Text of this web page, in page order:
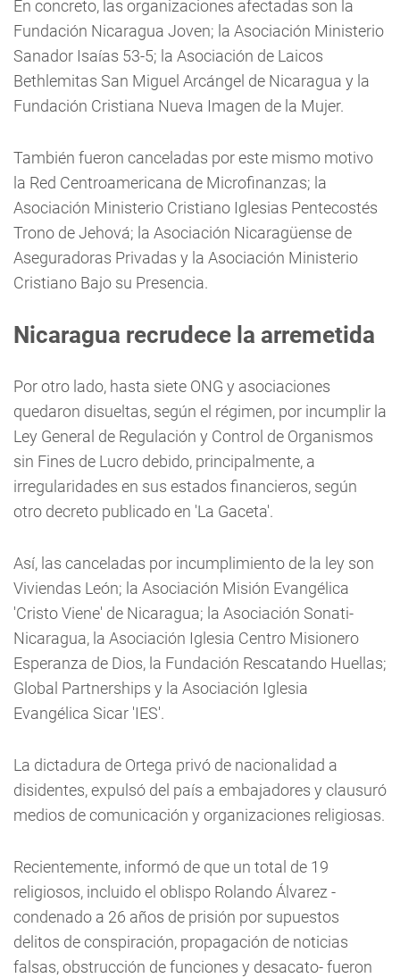
En concreto, las organizaciones afectadas son la
Fundación Nicaragua Joven; la Asociación Ministerio
Sanador Isaías 53-5; la Asociación de Laicos
Bethlemitas San Miguel Arcángel de Nicaragua y la
Fundación Cristiana Nueva Imagen de la Mujer.
También fueron canceladas por este mismo motivo
la Red Centroamericana de Microfinanzas; la
Asociación Ministerio Cristiano Iglesias Pentecostés
Trono de Jehová; la Asociación Nicaragüense de
Aseguradoras Privadas y la Asociación Ministerio
Cristiano Bajo su Presencia.
Nicaragua recrudece la arremetida
Por otro lado, hasta siete ONG y asociaciones
quedaron disueltas, según el régimen, por incumplir la
Ley General de Regulación y Control de Organismos
sin Fines de Lucro debido, principalmente, a
irregularidades en sus estados financieros, según
otro decreto publicado en 'La Gaceta'.
Así, las canceladas por incumplimiento de la ley son
Viviendas León; la Asociación Misión Evangélica
'Cristo Viene' de Nicaragua; la Asociación Sonati-
Nicaragua, la Asociación Iglesia Centro Misionero
Esperanza de Dios, la Fundación Rescatando Huellas;
Global Partnerships y la Asociación Iglesia
Evangélica Sicar 'IES'.
La dictadura de Ortega privó de nacionalidad a
disidentes, expulsó del país a embajadores y clausuró
medios de comunicación y organizaciones religiosas.
Recientemente, informó de que un total de 19
religiosos, incluido el oblispo Rolando Álvarez -
condenado a 26 años de prisión por supuestos
delitos de conspiración, propagación de noticias
falsas, obstrucción de funciones y desacato- fueron